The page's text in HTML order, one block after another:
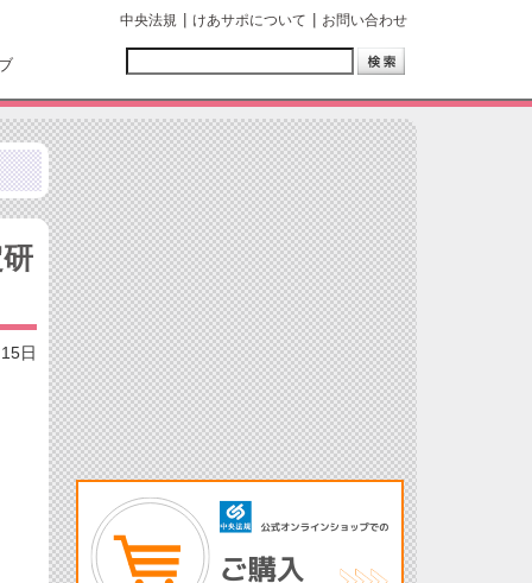
中央法規 けあサポについて お問い合わせ
日